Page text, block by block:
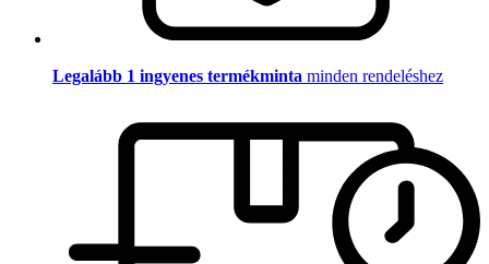
Legalább 1 ingyenes termékminta minden rendeléshez